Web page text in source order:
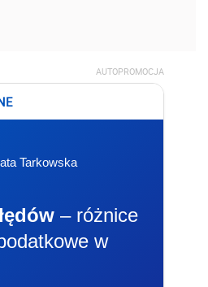
AUTOPROMOCJA
Tarkowska
– różnice
w